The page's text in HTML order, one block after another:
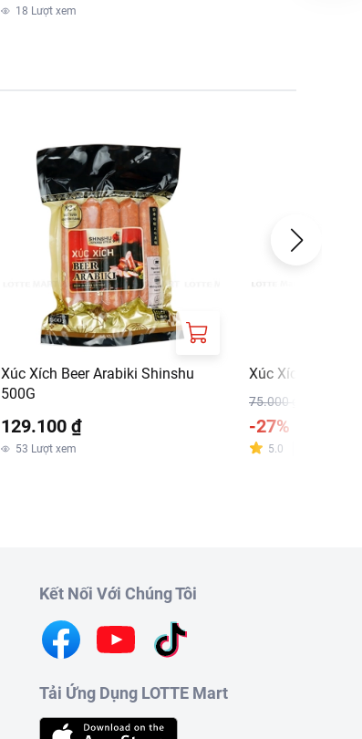
18 Lượt xem
Xúc Xích Beer Arabiki Shinshu
500G
129.100 ₫
53 Lượt xem
Xúc Xích Việt Mỹ
75.000 ₫
-27%
5.0
Kết Nối Với Chúng Tôi
Tải Ứng Dụng LOTTE Mart